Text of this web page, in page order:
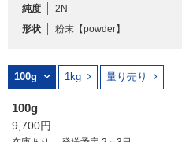
純度
2N
形状
粉末 【powder】
100g 1kg 量り売り
100g
9,700円